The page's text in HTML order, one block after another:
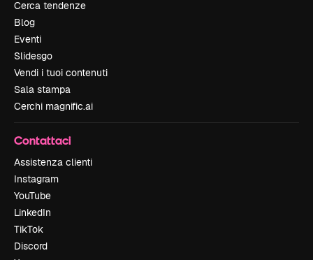
Cerca tendenze
Blog
Eventi
Slidesgo
Vendi i tuoi contenuti
Sala stampa
Cerchi magnific.ai
Contattaci
Assistenza clienti
Instagram
YouTube
LinkedIn
TikTok
Discord